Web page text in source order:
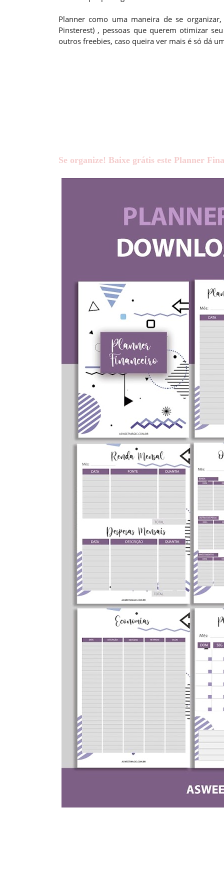
Planner como uma maneira de se
Pinsterest) , pessoas que querem otimizar
outros freebies, caso queira ver mais é só dá
Se organize! Baixe grátis este Planner